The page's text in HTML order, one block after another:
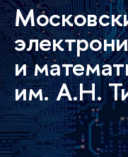
и
им. А.Н.